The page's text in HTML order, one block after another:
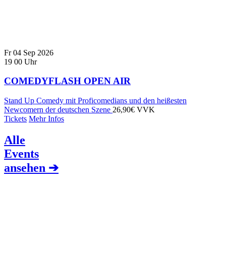
Fr 04 Sep 2026
19 00 Uhr
COMEDYFLASH OPEN AIR
Stand Up Comedy mit Proficomedians und den heißesten
Newcomern der deutschen Szene 26,90€ VVK
Tickets Mehr Infos
Alle
Events
ansehen ➔